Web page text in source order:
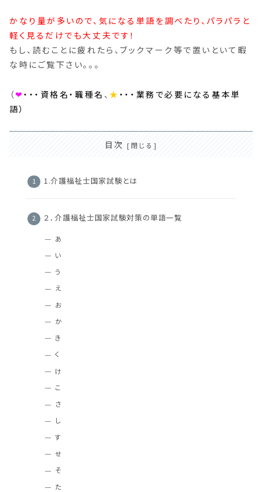
かなり量が多いので、気になる単語を調べたり、パラパラと
軽く見るだけでも大丈夫です！
もし、読むことに疲れたら、ブックマーク等で置いといて暇
な時にご覧下さい。。。
（❤︎ ・・・資格名・職種名 、★ ・・・業務で必要になる基本単
語）
目次
1.介護福祉士国家試験とは
２．介護福祉士国家試験対策の単語一覧
あ
い
う
え
お
か
き
く
け
こ
さ
し
す
せ
そ
た